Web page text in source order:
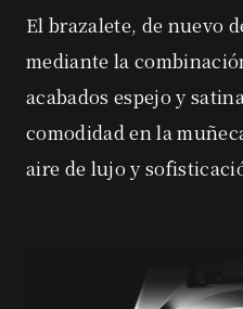
El brazalete, de nuevo
mediante la
acabados espejo y
comodidad en la
aire de lujo y